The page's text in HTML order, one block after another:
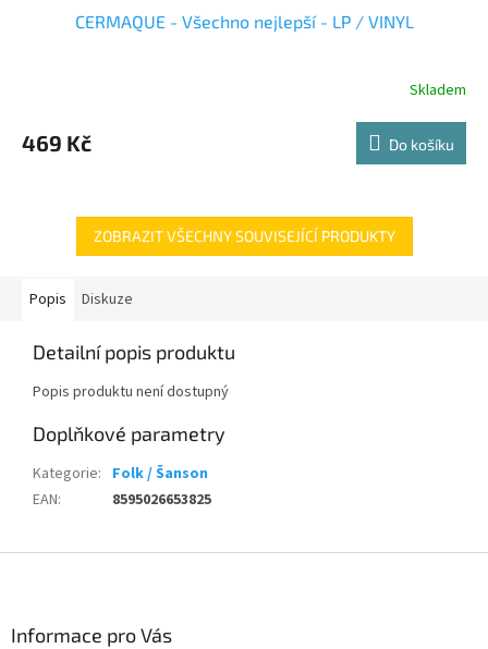
CERMAQUE - Všechno nejlepší - LP / VINYL
Skladem
469 Kč Do košíku
ZOBRAZIT VŠECHNY SOUVISEJÍCÍ PRODUKTY
Popis Diskuze
Detailní popis produktu
Popis produktu není dostupný
Doplňkové parametry
Kategorie: Folk / Šanson
EAN: 8595026653825
Informace pro Vás